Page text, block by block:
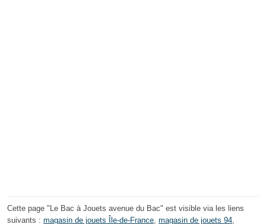
Cette page "Le Bac à Jouets avenue du Bac" est visible via les liens
suivants : magasin de jouets Île-de-France magasin de jouets 94